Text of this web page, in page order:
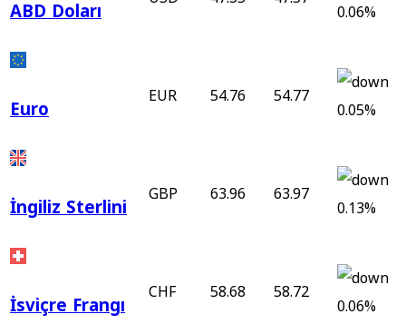
ABD Doları 0.06%
Euro EUR 54.76 54.77
0.05%
İngiliz Sterlini GBP 63.96 63.97
0.13%
İsviçre Frangı CHF 58.68 58.72
0.06%